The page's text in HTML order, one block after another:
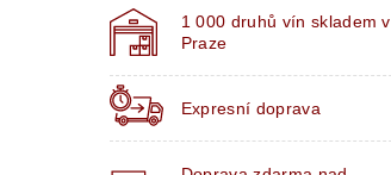
1 000 druhů vín skladem v
Praze
Expresní doprava